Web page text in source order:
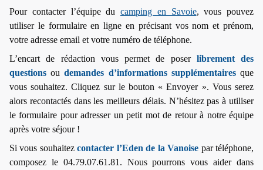
Pour contacter l’équipe du camping en Savoie, vous pouvez
utiliser le formulaire en ligne en précisant vos nom et prénom,
votre adresse email et votre numéro de téléphone.
L’encart de rédaction vous permet de poser librement des
questions oudemandes d’informations supplémentairesque
vous souhaitez. Cliquez sur le bouton « Envoyer ». Vous serez
alors recontactés dans les meilleurs délais. N’hésitez pas à utiliser
le formulaire pour adresser un petit mot de retour à notre équipe
après votre séjour !
Si vous souhaitezcontacter l’Eden de la Vanoise par téléphone,
composez le 04.79.07.61.81. Nous pourrons vous aider dans